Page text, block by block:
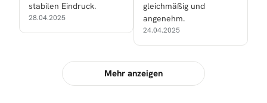
stabilen Eindruck.
28.04.2025
gleichmäßig und
angenehm.
24.04.2025
Mehr anzeigen